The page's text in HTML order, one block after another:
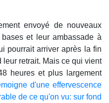
envoyé de nouveaux
et leur ambassade à
pourrait arriver après la fin
leur retrait. Mais ce qui vient
heures et plus largement
d'une effervescence
de ce qu'on vu: sur fond